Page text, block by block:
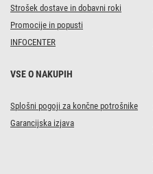
Strošek dostave in dobavni roki
Promocije in popusti
INFOCENTER
VSE O NAKUPIH
Splošni pogoji za končne potrošnike
Garancijska izjava